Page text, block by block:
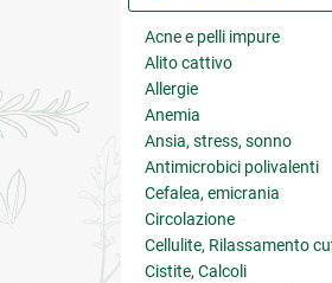
Acne e pelli impure
Alito cattivo
Allergie
Anemia
Ansia, stress, sonno
Antimicrobici polivalenti
Cefalea, emicrania
Circolazione
Cellulite, Rilassamento
Cistite, Calcoli